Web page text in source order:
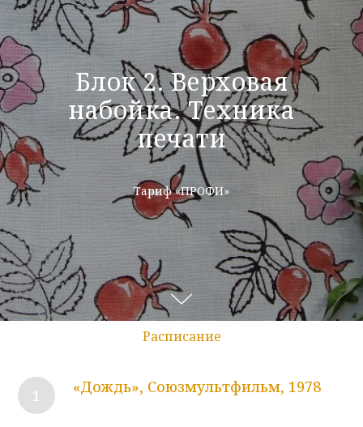
Блок 2. Верховая
набойка. Техника
печати
Тариф «ПРОФИ»
Расписание
«Дождь», Союзмультфильм, 1978